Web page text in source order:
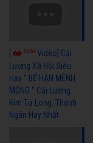
5464Video] Cải
Lương Xã Hội Siêu
Hay " BỂ HẬN MÊNH
MÔNG " Cải Lương
Kim Tử Long, Thanh
Ngân Hay Nhất